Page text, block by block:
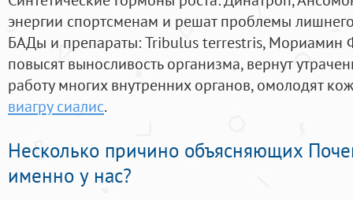
энергии спортсменам и решат проблемы
БАДы и препараты:Tribulus terrestris, Мориамин
повысят выносливость организма, вернут
работу многих внутренних органов, омолодят
виагру сиалис.
Несколько причино объясняющих
именно у нас?